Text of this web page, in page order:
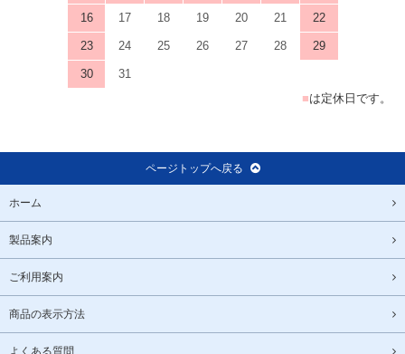
16 17 18 19 20 21 22
23 24 25 26 27 28 29
30
31
■は定休日です。
ページトップへ戻る
ホーム
製品案内
ご利用案内
商品の表示方法
よくある質問